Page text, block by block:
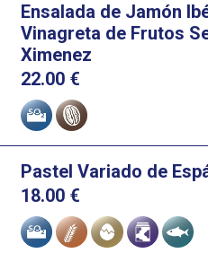
Ensalada de Jamón
Vinagreta de Frutos
Ximenez
22.00 €
Alérgenos
Pastel Variado de
18.00 €
Alérgenos